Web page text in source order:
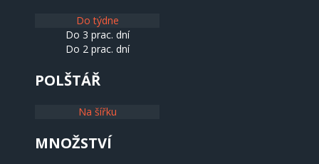
Do týdne
Do 3 prac. dní
Do 2 prac. dní
POLŠTÁŘ
Na šířku
MNOŽSTVÍ